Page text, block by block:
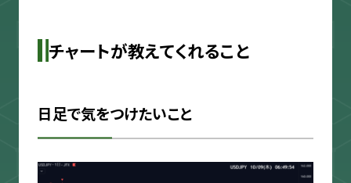
チャートが教えてくれること
日足で気をつけたいこと